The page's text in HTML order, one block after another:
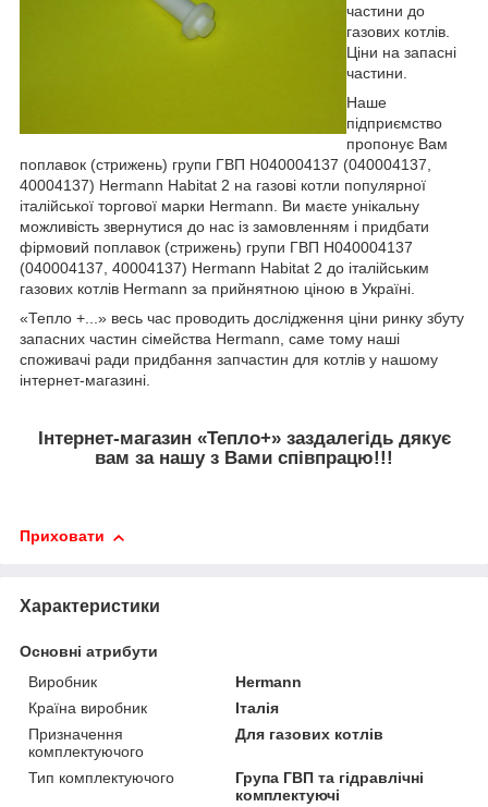
частини до
газових котлів.
Ціни на запасні
частини.
Наше
підприємство
пропонує Вам
поплавок (стрижень) групи ГВП H040004137 (040004137,
40004137) Hermann Habitat 2 на газові котли популярної
італійської торгової марки Hermann. Ви маєте унікальну
можливість звернутися до нас із замовленням і придбати
фірмовий поплавок (стрижень) групи ГВП H040004137
(040004137, 40004137) Hermann Habitat 2 до італійським
газових котлів Hermann за прийнятною ціною в Україні.
«Тепло +...» весь час проводить дослідження ціни ринку збуту
запасних частин сімейства Hermann, саме тому наші
споживачі ради придбання запчастин для котлів у нашому
інтернет-магазині.
Інтернет-магазин «Тепло+» заздалегідь дякує
вам за нашу з Вами співпрацю!!!
Приховати
Характеристики
Основні атрибути
Виробник
Hermann
Країна виробник
Італія
Призначення
комплектуючого
Для газових котлів
Тип комплектуючого
Група ГВП та гідравлічні
комплектуючі